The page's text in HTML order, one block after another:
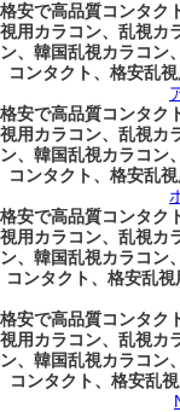
格安で高品質コンタク
視用カラコン、乱視カ
ン、韓国乱視カラコン
コンタクト、格安乱
格安で高品質コンタク
視用カラコン、乱視カ
ン、韓国乱視カラコン
コンタクト、格安乱
格安で高品質コンタク
視用カラコン、乱視カ
ン、韓国乱視カラコン
コンタクト、格安乱
格安で高品質コンタク
視用カラコン、乱視カ
ン、韓国乱視カラコン
コンタクト、格安乱